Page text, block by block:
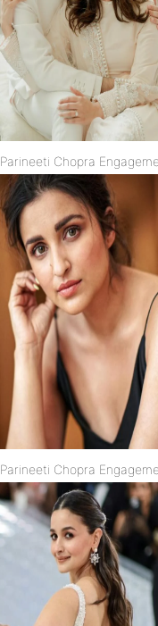
Parineeti Chopra
Parineeti Chopra